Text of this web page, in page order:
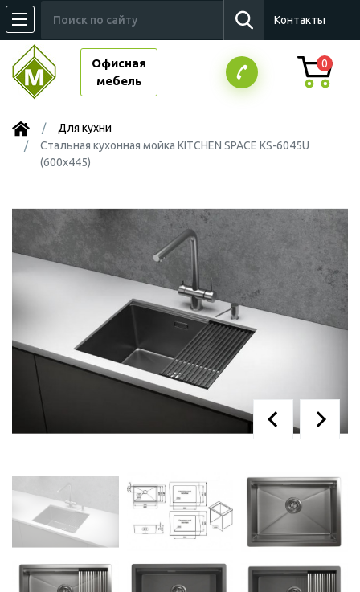
Контакты
Офисная
мебель
0
Для кухни
Стальная кухонная мойка KITCHEN SPACE KS-6045U
(600х445)